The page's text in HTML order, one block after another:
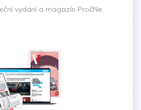
vydání a magazín PročNe.